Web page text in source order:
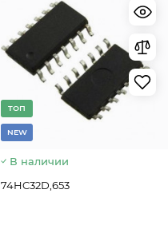
TОП
NEW
В наличии
74HC32D,653